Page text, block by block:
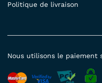
Politique de livraison
Nous utilisons le paiement